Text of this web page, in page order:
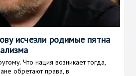
исчезли родимые пятна
Что нация возникает тогда,
обретают права, в